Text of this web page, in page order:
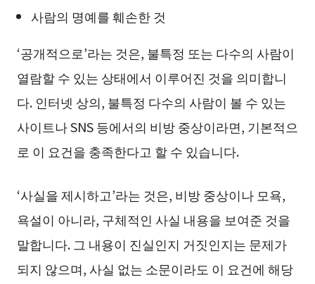
사람의 명예를 훼손한 것
‘공개적으로’라는 것은, 불특정 또는 다수의 사람이
열람할 수 있는 상태에서 이루어진 것을 의미합니
다. 인터넷 상의, 불특정 다수의 사람이 볼 수 있는
사이트나 SNS 등에서의 비방 중상이라면, 기본적으
로 이 요건을 충족한다고 할 수 있습니다.
‘사실을 제시하고’라는 것은, 비방 중상이나 모욕,
욕설이 아니라, 구체적인 사실 내용을 보여준 것을
말합니다. 그 내용이 진실인지 거짓인지는 문제가
되지 않으며, 사실 없는 소문이라도 이 요건에 해당